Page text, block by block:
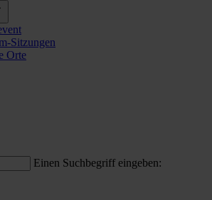
Sitzungen
Orte
Einen Suchbegriff eingeben: